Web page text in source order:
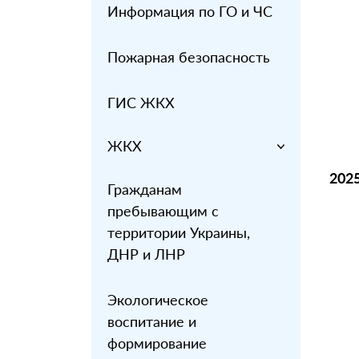
Информация по ГО и ЧС
Пожарная безопасность
ГИС ЖКХ
ЖКХ
Гражданам
пребывающим с
территории Украины,
ДНР и ЛНР
Экологическое
воспитание и
формирование